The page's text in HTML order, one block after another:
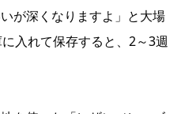
が深くなりますよ」と大場
入れて保存すると、2～3週